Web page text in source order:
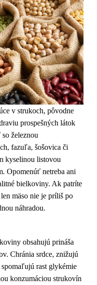
v strukoch, pôvodne
prospešných látok
železnou
fazuľa, šošovica či
kyselinou listovou
Opomenúť netreba ani
bielkoviny. Ak patríte
mäso nie je príliš po
náhradou.
obsahujú prináša
Chránia srdce, znižujú
rast glykémie
konzumáciou strukovín